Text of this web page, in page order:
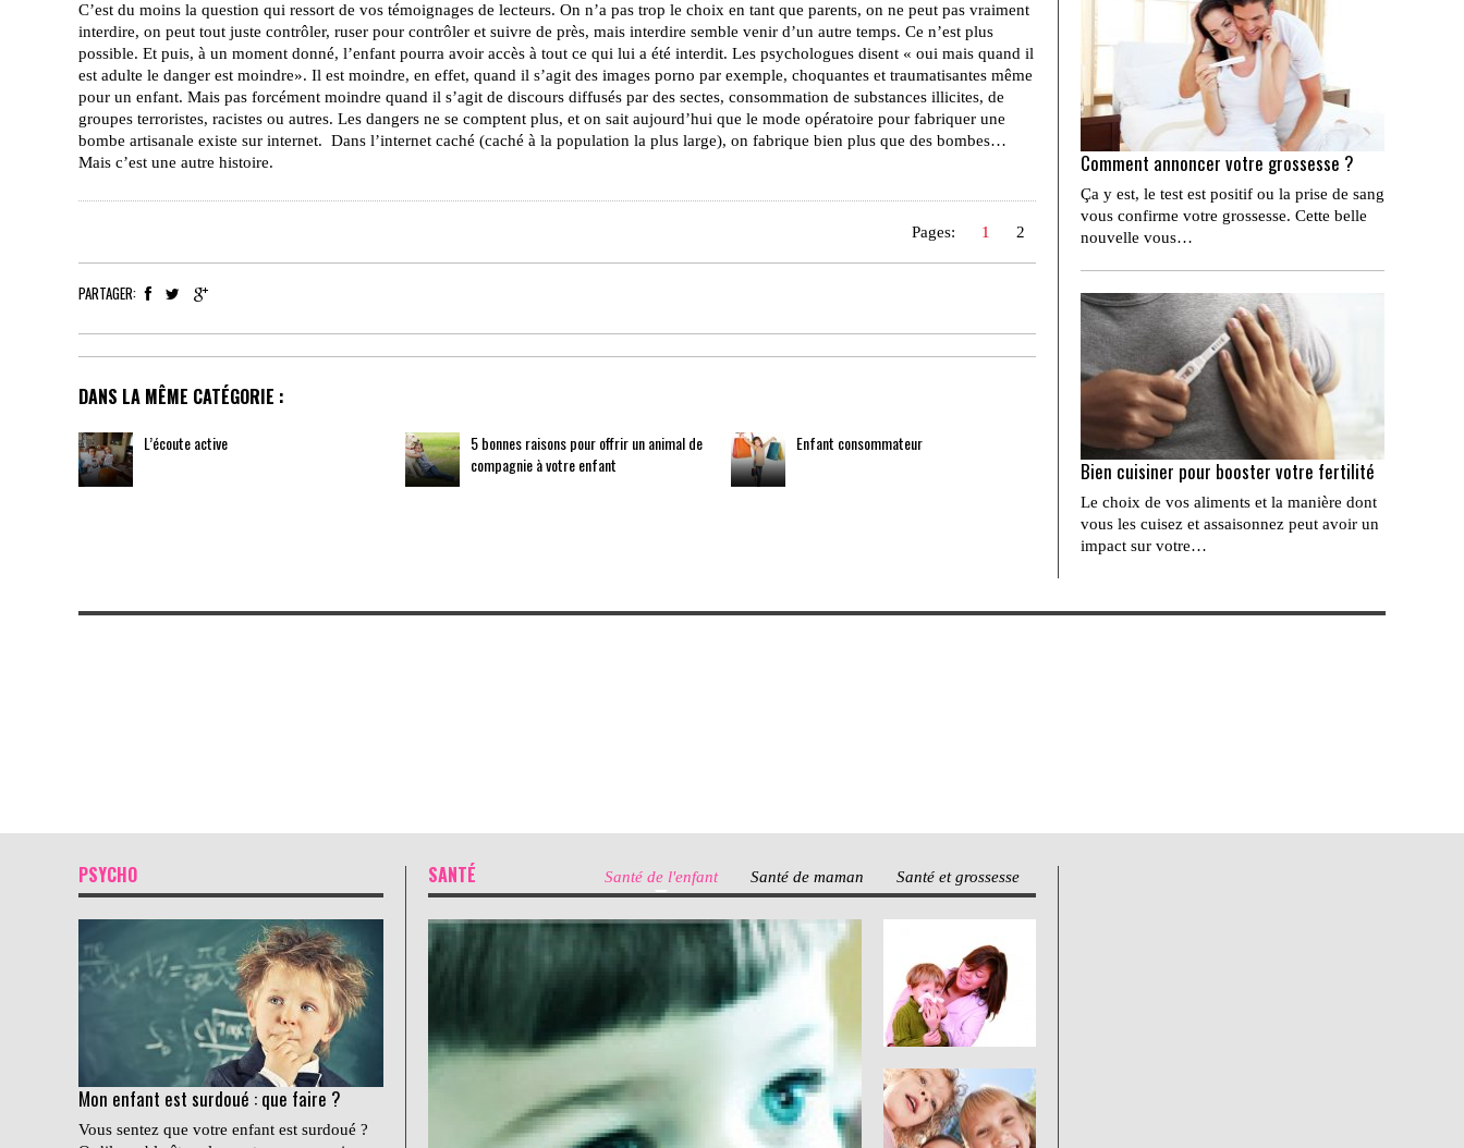
C’est du moins la question qui ressort de vos témoignages de lecteurs. On n’a pas trop le choix en tant que parents, on ne peut pas vraiment
interdire, on peut tout juste contrôler, ruser pour contrôler et suivre de près, mais interdire semble venir d’un autre temps. Ce n’est plus
possible. Et puis, à un moment donné, l’enfant pourra avoir accès à tout ce qui lui a été interdit. Les psychologues disent « oui mais quand il
est adulte le danger est moindre». Il est moindre, en effet, quand il s’agit des images porno par exemple, choquantes et traumatisantes même
pour un enfant. Mais pas forcément moindre quand il s’agit de discours diffusés par des sectes, consommation de substances illicites, de
groupes terroristes, racistes ou autres. Les dangers ne se comptent plus, et on sait aujourd’hui que le mode opératoire pour fabriquer une
bombe artisanale existe sur internet. Dans l’internet caché (caché à la population la plus large), on fabrique bien plus que des bombes…
Mais c’est une autre histoire.
Pages: 1 2
PARTAGER:
DANS LA MÊME CATÉGORIE :
L’écoute active
5 bonnes raisons pour offrir un animal de
compagnie à votre enfant
Enfant consommateur
Comment annoncer votre grossesse ?
Ça y est, le test est positif ou la prise de sang
vous confirme votre grossesse. Cette belle
nouvelle vous…
Bien cuisiner pour booster votre fertilité
Le choix de vos aliments et la manière dont
vous les cuisez et assaisonnez peut avoir un
impact sur votre…
SANTÉ Santé de l'enfant Santé de maman Santé et grossesse
PSYCHO
Mon enfant est surdoué : que faire ?
Vous sentez que votre enfant est surdoué ?